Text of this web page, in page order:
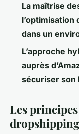
La maîtrise
l’optimisation
dans un
L’approche
auprès
sécuriser son
Les